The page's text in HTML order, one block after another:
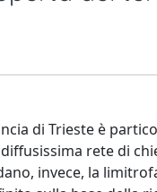
di Trieste è
rete di
invece, la